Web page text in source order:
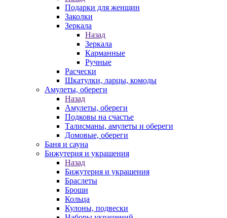
Подарки для женщин
Заколки
Зеркала
Назад
Зеркала
Карманные
Ручные
Расчески
Шкатулки, ларцы, комоды
Амулеты, обереги
Назад
Амулеты, обереги
Подковы на счастье
Талисманы, амулеты и обереги
Домовые, обереги
Баня и сауна
Бижутерия и украшения
Назад
Бижутерия и украшения
Браслеты
Броши
Кольца
Кулоны, подвески